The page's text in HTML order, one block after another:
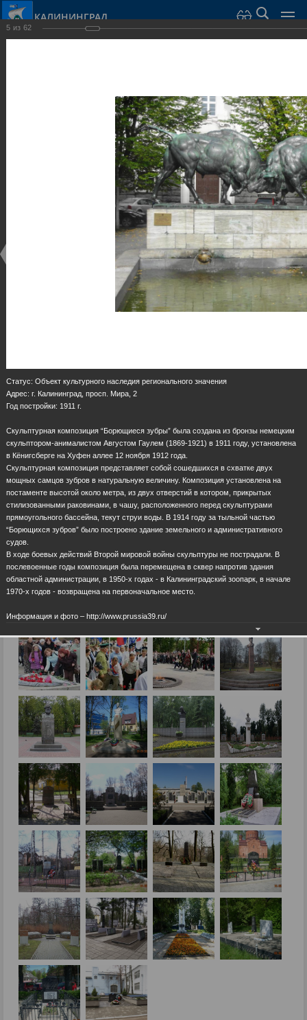
КАЛИНИНГРАД
Скульптуры и мемориалы
5 из 62
Статус: Объект культурного наследия регионального значения
Адрес: г. Калининград, просп. Мира, 2
Год постройки: 1911 г.
Скульптурная композиция “Борющиеся зубры” была создана из бронзы немецким
скульптором-анималистом Августом Гаулем (1869-1921) в 1911 году, установлена
в Кёнигсберге на Хуфен аллее 12 ноября 1912 года.
Скульптурная композиция представляет собой сошедшихся в схватке двух
мощных самцов зубров в натуральную величину. Композиция установлена на
постаменте высотой около метра, из двух отверстий в котором, прикрытых
стилизованными раковинами, в чашу, расположенного перед скульптурами
прямоугольного бассейна, текут струи воды. В 1914 году за тыльной частью
“Борющихся зубров” было построено здание земельного и административного
судов.
В ходе боевых действий Второй мировой войны скульптуры не пострадали. В
послевоенные годы композиция была перемещена в сквер напротив здания
областной администрации, в 1950-х годах - в Калининградский зоопарк, в начале
1970-х годов - возвращена на первоначальное место.
Информация и фото – http://www.prussia39.ru/